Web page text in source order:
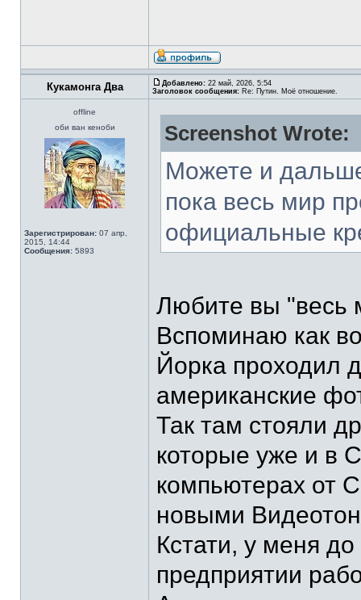
Кукамонга Два Добавлено: 22 май, 2026, 5:54
Заголовок сообщения: Re: Путин. Моё отношение.
offline
оби ван кеноби
Зарегистрирован: 07 апр,
2015, 14:44
Сообщения: 5893
Screenshot Wrote:
Можете и
пока весь мир
официальные
Любите вы "весь
Вспоминаю как
Йорка проходил
американские
Так там стояли
которые уже и в
компьютерах от
новыми
Кстати, у меня
предприятии